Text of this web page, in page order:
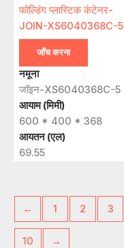
फोल्डिंग प्लास्टिक कंटेनर-
JOIN-XS6040368C-5
जाँच करना
नमूना
जॉइन-XS6040368C-5
आयाम (मिमी)
600 * 400 * 368
आयतन (एल)
69.55
← 1 2 3
10 →